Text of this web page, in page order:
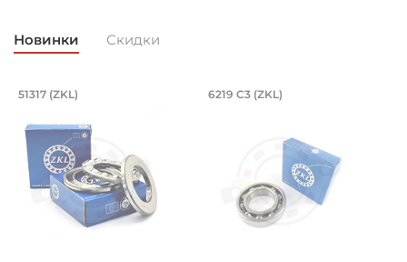
Новинки Скидки
Подшипник 85х150х49 мм,
51317 (ZKL) Подшипник
6219 C3 (ZKL)